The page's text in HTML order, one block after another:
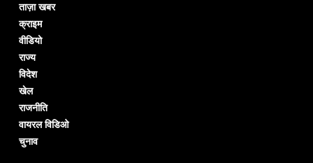
ताज़ा खबर
क्राइम
वीडियो
राज्य
विदेश
खेल
राजनीति
वायरल विडिओ
चुनाव